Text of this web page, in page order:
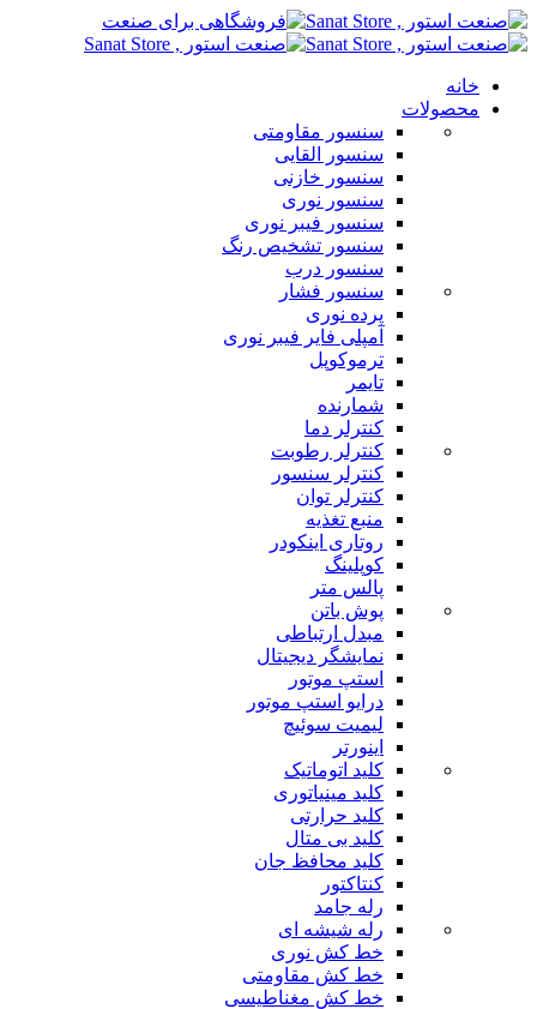
خانه
محصولات
سنسور مقاومتی
سنسور القایی
سنسور خازنی
سنسور نوری
سنسور فیبر نوری
سنسور تشخیص رنگ
سنسور درب
سنسور فشار
پرده نوری
آمپلی فایر فیبر نوری
ترموکوپل
تایمر
شمارنده
کنترلر دما
کنترلر رطوبت
کنترلر سنسور
کنترلر توان
منبع تغذیه
روتاری اینکودر
کوپلینگ
پالس متر
پوش باتن
مبدل ارتباطی
نمایشگر دیجیتال
استپ موتور
درایو استپ موتور
لیمیت سوئیچ
اینورتر
کلید اتوماتیک
کلید مینیاتوری
کلید حرارتی
کلید بی متال
کلید محافظ جان
کنتاکتور
رله جامد
رله شیشه ای
خط کش نوری
خط کش مقاومتی
خط کش مغناطیسی